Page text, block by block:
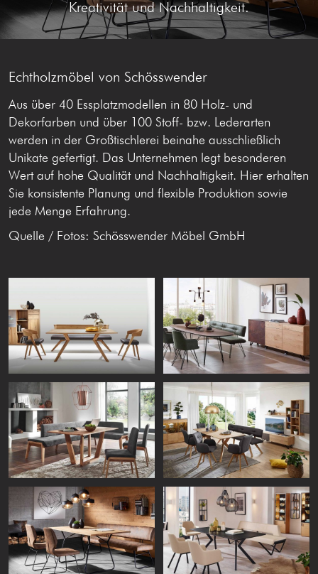
Kreativität und Nachhaltigkeit.
Echtholzmöbel von Schösswender
Aus über 40 Essplatzmodellen in 80 Holz- und
Dekorfarben und über 100 Stoff- bzw. Lederarten
werden in der Großtischlerei beinahe ausschließlich
Unikate gefertigt. Das Unternehmen legt besonderen
Wert auf hohe Qualität und Nachhaltigkeit. Hier erhalten
Sie konsistente Planung und flexible Produktion sowie
jede Menge Erfahrung.
Quelle / Fotos: Schösswender Möbel GmbH